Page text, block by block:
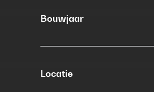
Bouwjaar
Locatie